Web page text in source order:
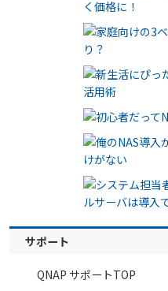
サポート
QNAP サポートTOP